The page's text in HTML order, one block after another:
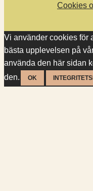
Cookies
Vi använder cookies för
bästa upplevelsen på
använda den här sidan
den.
OK